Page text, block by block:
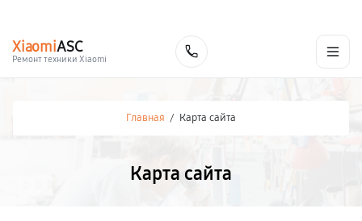
XiaomiASC
Ремонт техники Xiaomi
Главная / Карта сайта
Карта сайта